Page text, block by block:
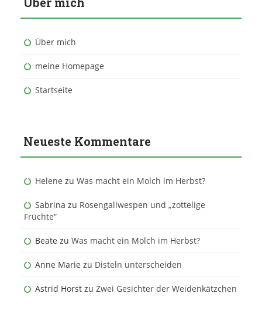
Über mich
meine Homepage
Startseite
Neueste Kommentare
Helene zu Was macht ein Molch im Herbst?
Sabrina zu Rosengallwespen und „zottelige
Früchte“
Beate zu Was macht ein Molch im Herbst?
Anne Marie zu Disteln unterscheiden
Astrid Horst zu Zwei Gesichter der Weidenkätzchen